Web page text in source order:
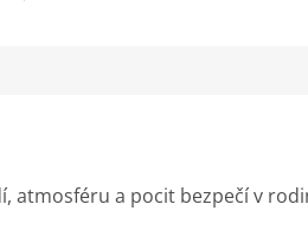
atmosféru a pocit bezpečí v